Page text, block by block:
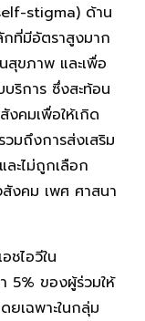
stigma) ด้าน
กที่มีอัตราสูงมาก
สุขภาพ และเพื่อ
ริการ ซึ่งสะท้อน
งคมเพื่อให้เกิด
วมถึงการส่งเสริม
ะไม่ถูกเลือก
งคม เพศ ศาสนา
ชไอวีใน
5% ของผู้ร่วมให้
ยเฉพาะในกลุ่ม